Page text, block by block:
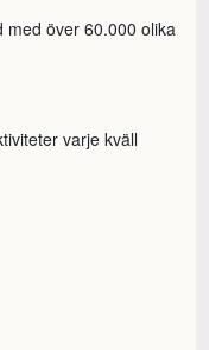
med över 60.000 olika
varje kväll